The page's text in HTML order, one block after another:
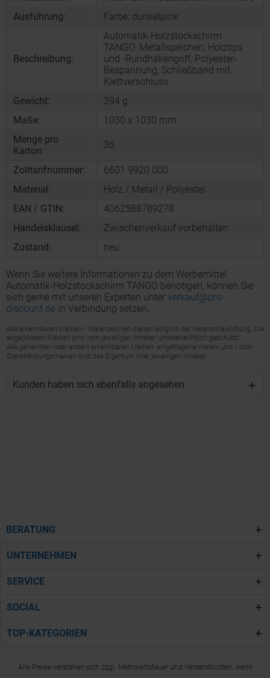
Ausführung:
Farbe: dunkelpink
Beschreibung:
Automatik-Holzstockschirm
TANGO: Metallspeichen, Holztips
und -Rundhakengriff, Polyester-
Bespannung, Schließband mit
Klettverschluss
Gewicht:
394 g
Maße:
1030 x 1030 mm
Menge pro
Karton:
36
Zolltarifnummer:
6601 9920 000
Material:
Holz / Metall / Polyester
EAN / GTIN:
4062588789278
Handelsklausel:
Zwischenverkauf vorbehalten
Zustand:
neu
Wenn Sie weitere Informationen zu dem Werbemittel
Automatik-Holzstockschirm TANGO benötigen, können Sie
sich gerne mit unseren Experten unter verkauf@pro-
discount.de in Verbindung setzen.
Kunden haben sich ebenfalls angesehen
BERATUNG
UNTERNEHMEN
SERVICE
SOCIAL
TOP-KATEGORIEN
Alle Preise verstehen sich zzgl. Mehrwertsteuer und Versandkosten, wenn